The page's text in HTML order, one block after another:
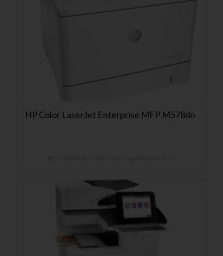
HP Color LaserJet Enterprise MFP M578dn